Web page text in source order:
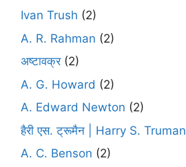
Ivan Trush (2)
A. R. Rahman (2)
अष्टावक्र(2)
A. G. Howard (2)
A. Edward Newton (2)
हैरी एस. ट्रूमैन | Harry S. Truman
A. C. Benson (2)